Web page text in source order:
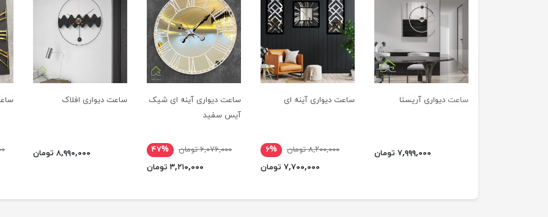
ساعت دیواری آریستا
۷,۹۹۹,۰۰۰ تومان
ساعت دیواری آینه ای
۸,۲۰۰,۰۰۰ تومان
۶%
۷,۷۰۰,۰۰۰ تومان
ساعت دیواری آینه ای شیک
آیس سفید
۶,۰۷۶,۰۰۰ تومان
۴۷%
۳,۲۱۰,۰۰۰ تومان
ساعت دیواری افلاک
۸,۹۹۰,۰۰۰ تومان
previus